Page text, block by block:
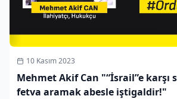
10 Kasım 2023
Mehmet Akif Can "“İsrail”e karşı
fetva aramak abesle iştigaldir!"